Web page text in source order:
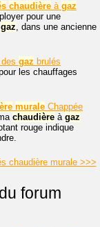
chaudière à gaz
pour une
gaz, dans une ancienne
gaz brulés
les chauffages
murale Chappée
chaudière à gaz
rouge indique
chaudière murale >>>
forum